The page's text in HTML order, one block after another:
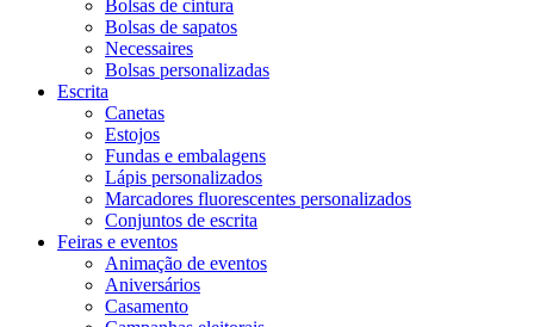
Bolsas de cintura
Bolsas de sapatos
Necessaires
Bolsas personalizadas
Escrita
Canetas
Estojos
Fundas e embalagens
Lápis personalizados
Marcadores fluorescentes personalizados
Conjuntos de escrita
Feiras e eventos
Animação de eventos
Aniversários
Casamento